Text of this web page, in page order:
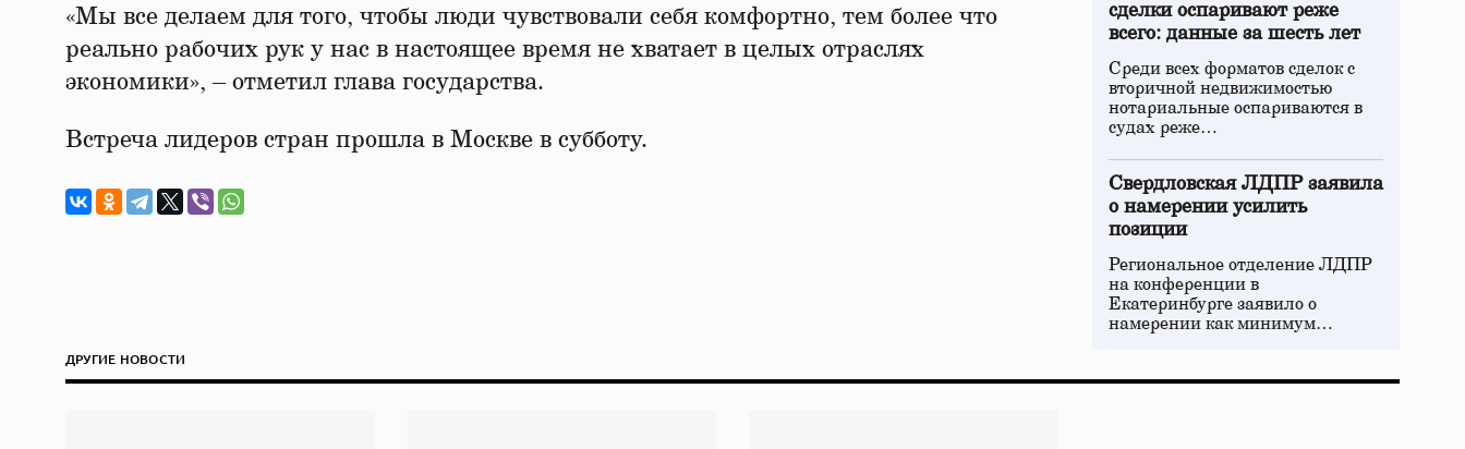
«Мы все делаем для того, чтобы люди чувствовали себя комфортно, тем более что
реально рабочих рук у нас в настоящее время не хватает в целых отраслях
экономики», – отметил глава государства.
Встреча лидеров стран прошла в Москве в субботу.
сделки оспаривают реже
всего: данные за шесть лет
Среди всех форматов сделок с
вторичной недвижимостью
нотариальные оспариваются в
судах реже…
Свердловская ЛДПР заявила
о намерении усилить
позиции
Региональное отделение ЛДПР
на конференции в
Екатеринбурге заявило о
намерении как минимум…
ДРУГИЕ НОВОСТИ